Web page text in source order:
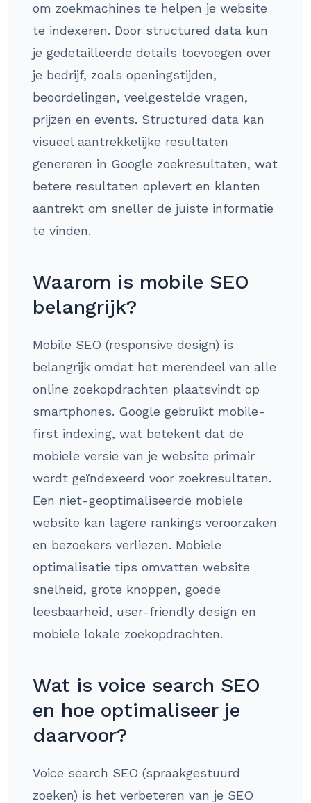
om zoekmachines te helpen je website
te indexeren. Door structured data kun
je gedetailleerde details toevoegen over
je bedrijf, zoals openingstijden,
beoordelingen, veelgestelde vragen,
prijzen en events. Structured data kan
visueel aantrekkelijke resultaten
genereren in Google zoekresultaten, wat
betere resultaten oplevert en klanten
aantrekt om sneller de juiste informatie
te vinden.
Waarom is mobile SEO
belangrijk?
Mobile SEO (responsive design) is
belangrijk omdat het merendeel van alle
online zoekopdrachten plaatsvindt op
smartphones. Google gebruikt mobile-
first indexing, wat betekent dat de
mobiele versie van je website primair
wordt geïndexeerd voor zoekresultaten.
Een niet-geoptimaliseerde mobiele
website kan lagere rankings veroorzaken
en bezoekers verliezen. Mobiele
optimalisatie tips omvatten website
snelheid, grote knoppen, goede
leesbaarheid, user-friendly design en
mobiele lokale zoekopdrachten.
Wat is voice search SEO
en hoe optimaliseer je
daarvoor?
Voice search SEO (spraakgestuurd
zoeken) is het verbeteren van je SEO